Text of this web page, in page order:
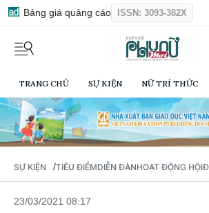
Bảng giá quảng cáo ISSN: 3093-382X
TRANG CHỦ SỰ KIỆN NỮ TRÍ THỨC
SỰ KIỆN /TIÊU ĐIỂMDIỄN ĐÀNHOẠT ĐỘNG HỘI
23/03/2021 08:17